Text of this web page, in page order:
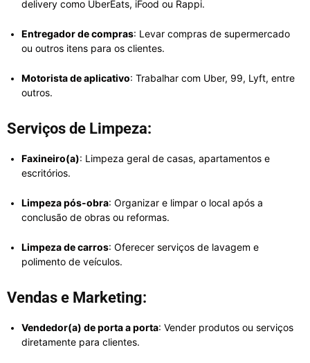
delivery como UberEats, iFood ou Rappi.
Entregador de compras: Levar compras de supermercado
ou outros itens para os clientes.
Motorista de aplicativo: Trabalhar com Uber, 99, Lyft, entre
outros.
Serviços de Limpeza:
Faxineiro(a): Limpeza geral de casas, apartamentos e
escritórios.
Limpeza pós-obra: Organizar e limpar o local após a
conclusão de obras ou reformas.
Limpeza de carros: Oferecer serviços de lavagem e
polimento de veículos.
Vendas e Marketing:
Vendedor(a) de porta a porta: Vender produtos ou serviços
diretamente para clientes.